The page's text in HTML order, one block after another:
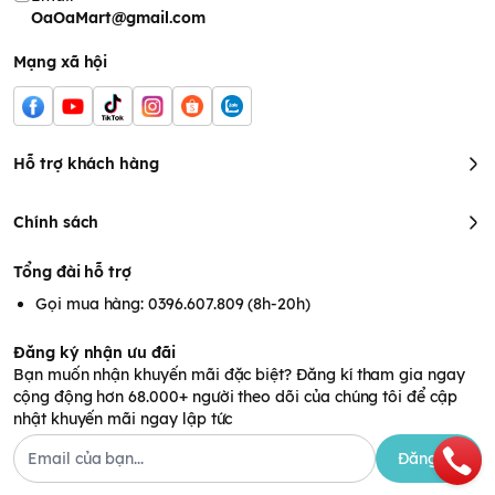
OaOaMart@gmail.com
Mạng xã hội
Hỗ trợ khách hàng
Chính sách
Tổng đài hỗ trợ
Gọi mua hàng: 0396.607.809 (8h-20h)
Đăng ký nhận ưu đãi
Bạn muốn nhận khuyến mãi đặc biệt? Đăng kí tham gia ngay
cộng động hơn 68.000+ người theo dõi của chúng tôi để cập
nhật khuyến mãi ngay lập tức
Đăng ký